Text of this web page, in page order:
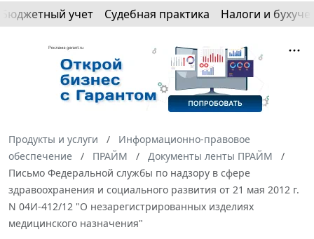
Бюджетный учет Судебная практика Налоги и
Продукты и услуги
Информационно-правовое
обеспечение
ПРАЙМ
Документы ленты ПРАЙМ
Письмо Федеральной службы по надзору в сфере
здравоохранения и социального развития от 21 мая 2012 г.
N 04И-412/12 "О незарегистрированных изделиях
медицинского назначения"